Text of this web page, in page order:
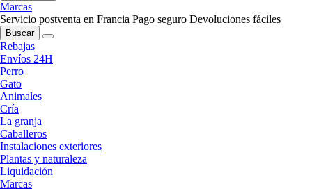
Marcas
Servicio postventa en Francia Pago seguro Devoluciones fáciles
Buscar
Rebajas
Envíos 24H
Perro
Gato
Animales
Cría
La granja
Caballeros
Instalaciones exteriores
Plantas y naturaleza
Liquidación
Marcas